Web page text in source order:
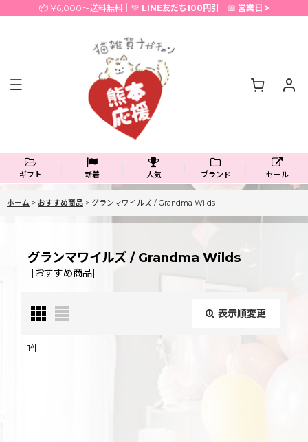
📦 ¥6,000〜送料無料｜💚 LINE友だち100円引 ｜📅 営業日 >
ギフト 新着 人気 ブランド セール
ホーム > おすすめ商品 > グランマワイルズ / Grandma Wilds
グランマワイルズ / Grandma Wilds
[おすすめ商品]
表示順変更
1件